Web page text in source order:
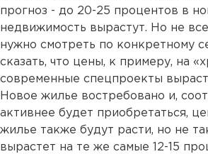
прогноз - до 20-25 процентов в
недвижимость вырастут. Но не
нужно смотреть по конкретному
сказать, что цены, к примеру, на
современные спецпроекты
Новое жилье востребовано и,
активнее будет приобретаться,
жилье также будут расти, но не
вырастет на те же самые 12-15